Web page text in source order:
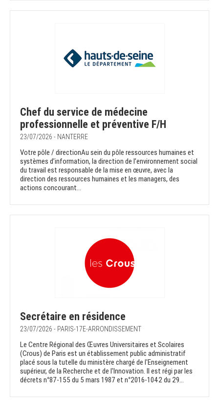
Chef du service de médecine
professionnelle et préventive F/H
23/07/2026 - NANTERRE
Votre pôle / directionAu sein du pôle ressources humaines et
systèmes d’information, la direction de l’environnement social
du travail est responsable de la mise en œuvre, avec la
direction des ressources humaines et les managers, des
actions concourant...
Secrétaire en résidence
23/07/2026 - PARIS-17E-ARRONDISSEMENT
Le Centre Régional des Œuvres Universitaires et Scolaires
(Crous) de Paris est un établissement public administratif
placé sous la tutelle du ministère chargé de l'Enseignement
supérieur, de la Recherche et de l'Innovation. Il est régi par les
décrets n°87-155 du 5 mars 1987 et n°2016-1042 du 29...